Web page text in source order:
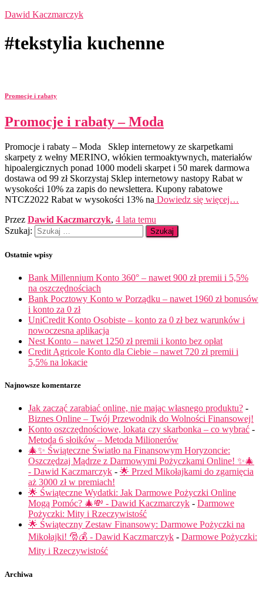
Dawid Kaczmarczyk
#tekstylia kuchenne
Promocje i rabaty
Promocje i rabaty – Moda
Promocje i rabaty – Moda Sklep internetowy ze skarpetkami
skarpety z wełny MERINO, włókien termoaktywnych, materiałów
hipoalergicznych ponad 1000 modeli skarpet i 50 marek darmowa
dostawa od 99 zł Skorzystaj Sklep internetowy nastopy Rabat w
wysokości 10% za zapis do newslettera. Kupony rabatowe
NTCZ2022 Rabat w wysokości 13% na Dowiedz się więcej…
Przez Dawid Kaczmarczyk, 4 lata temu
Szukaj:
Ostatnie wpisy
Bank Millennium Konto 360° – nawet 900 zł premii i 5,5%
na oszczędnościach
Bank Pocztowy Konto w Porządku – nawet 1960 zł bonusów
i konto za 0 zł
UniCredit Konto Osobiste – konto za 0 zł bez warunków i
nowoczesna aplikacja
Nest Konto – nawet 1250 zł premii i konto bez opłat
Credit Agricole Konto dla Ciebie – nawet 720 zł premii i
5,5% na lokacie
Najnowsze komentarze
Jak zacząć zarabiać online, nie mając własnego produktu? -
Biznes Online – Twój Przewodnik do Wolności Finansowej!
Konto oszczędnościowe, lokata czy skarbonka – co wybrać -
Metoda 6 słoików – Metoda Milionerów
🎄✨ Świąteczne Światło na Finansowym Horyzoncie:
Oszczędzaj Mądrze z Darmowymi Pożyczkami Online! ✨🎄
- Dawid Kaczmarczyk - 🌟 Przed Mikołajkami do zgarnięcia
aż 3000 zł w premiach!
🌟 Świąteczne Wydatki: Jak Darmowe Pożyczki Online
Mogą Pomóc? 🎄💸 - Dawid Kaczmarczyk - Darmowe
Pożyczki: Mity i Rzeczywistość
🌟 Świąteczny Zestaw Finansowy: Darmowe Pożyczki na
Mikołajki! 🎅💰 - Dawid Kaczmarczyk - Darmowe Pożyczki:
Mity i Rzeczywistość
Archiwa